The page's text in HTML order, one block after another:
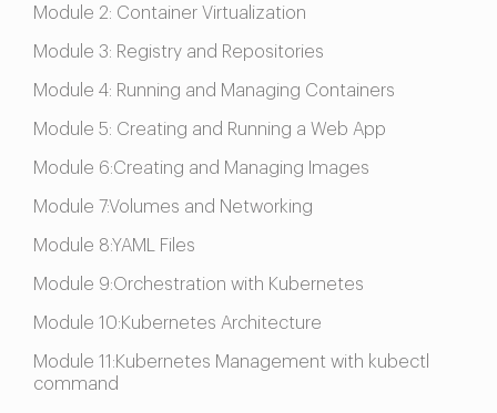
Module 2: Container Virtualization
Module 3: Registry and Repositories
Module 4: Running and Managing Containers
Module 5: Creating and Running a Web App
Module 6:Creating and Managing Images
Module 7:Volumes and Networking
Module 8:YAML Files
Module 9:Orchestration with Kubernetes
Module 10:Kubernetes Architecture
Module 11:Kubernetes Management with kubectl
command